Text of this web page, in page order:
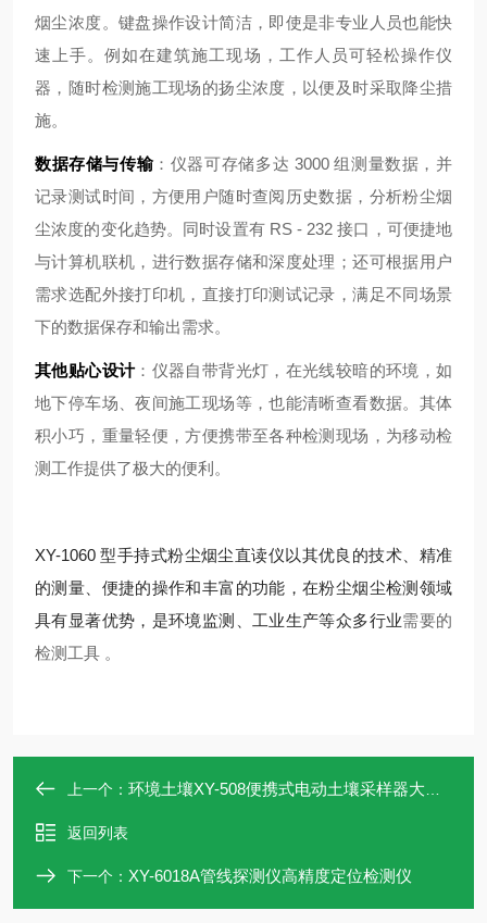
烟尘浓度。键盘操作设计简洁，即使是非专业人员也能快
速上手。例如在建筑施工现场，工作人员可轻松操作仪
器，随时检测施工现场的扬尘浓度，以便及时采取降尘措
施。
数据存储与传输：仪器可存储多达 3000 组测量数据，并
记录测试时间，方便用户随时查阅历史数据，分析粉尘烟
尘浓度的变化趋势。同时设置有 RS - 232 接口，可便捷地
与计算机联机，进行数据存储和深度处理；还可根据用户
需求选配外接打印机，直接打印测试记录，满足不同场景
下的数据保存和输出需求。
其他贴心设计：仪器自带背光灯，在光线较暗的环境，如
地下停车场、夜间施工现场等，也能清晰查看数据。其体
积小巧，重量轻便，方便携带至各种检测现场，为移动检
测工作提供了极大的便利。
XY-1060 型手持式粉尘烟尘直读仪以其优良的技术、精准
的测量、便捷的操作和丰富的功能，在粉尘烟尘检测领域
具有显著优势，是环境监测、工业生产等众多行业需要的
检测工具 。
上一个： 环境土壤XY-508便携式电动土壤采样器大马力
返回列表
下一个： XY-6018A管线探测仪高精度定位检测仪